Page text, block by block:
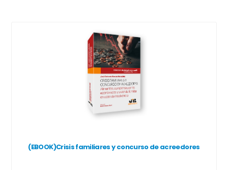
(EBOOK)Crisis familiares y concurso de acreedores